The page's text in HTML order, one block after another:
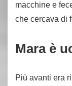
macchine e
che cercava di
Mara è
Più avanti era